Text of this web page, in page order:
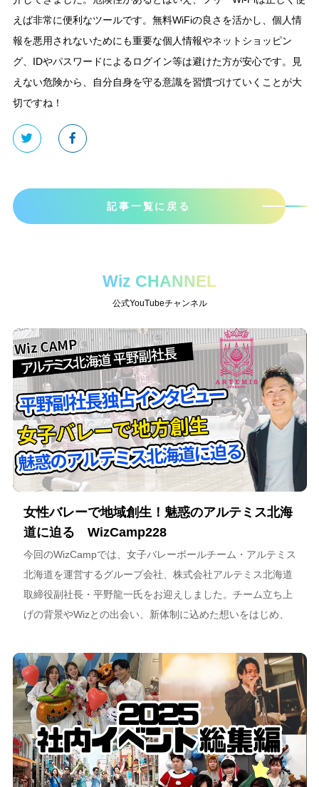
えば非常に便利なツールです。無料WiFiの良さを活かし、個人情
報を悪用されないためにも重要な個人情報やネットショッピン
グ、IDやパスワードによるログイン等は避けた方が安心です。見
えない危険から、自分自身を守る意識を習慣づけていくことが大
切ですね！
記事一覧に戻る
Wiz CHANNEL
公式YouTubeチャンネル
女性バレーで地域創生！魅惑のアルテミス北海
道に迫る WizCamp228
今回のWizCampでは、女子バレーボールチーム・アルテミス
北海道を運営するグループ会社、株式会社アルテミス北海道
取締役副社長・平野龍一氏をお迎えしました。チーム立ち上
げの背景やWizとの出会い、新体制に込めた想いをはじめ、
海道が描く今後のビジョンについて語っています。